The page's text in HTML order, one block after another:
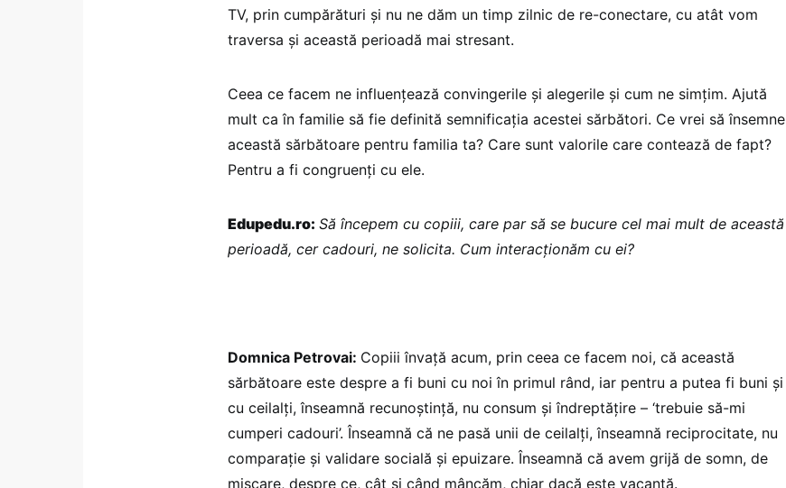
TV, prin cumpărături și nu ne dăm un timp zilnic de re-conectare, cu atât vom
traversa și această perioadă mai stresant.
Ceea ce facem ne influențează convingerile și alegerile și cum ne simțim. Ajută
mult ca în familie să fie definită semnificația acestei sărbători. Ce vrei să însemne
această sărbătoare pentru familia ta? Care sunt valorile care contează de fapt?
Pentru a fi congruenți cu ele.
Edupedu.ro: Să începem cu copiii, care par să se bucure cel mai mult de această
perioadă, cer cadouri, ne solicita. Cum interacționăm cu ei?
Domnica Petrovai: Copiii învață acum, prin ceea ce facem noi, că această
sărbătoare este despre a fi buni cu noi în primul rând, iar pentru a putea fi buni și
cu ceilalți, înseamnă recunoștință, nu consum și îndreptățire – ‘trebuie să-mi
cumperi cadouri’. Înseamnă că ne pasă unii de ceilalți, înseamnă reciprocitate, nu
comparație și validare socială și epuizare. Înseamnă că avem grijă de somn, de
mișcare, despre ce, cât și când mâncăm, chiar dacă este vacanță.